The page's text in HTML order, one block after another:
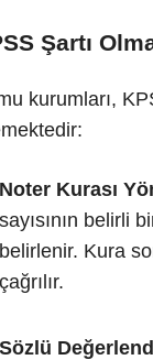
Şartı
kurumları,
Noter Kurası
sayısının belirli
belirlenir. Kura
çağrılır.
Sözlü